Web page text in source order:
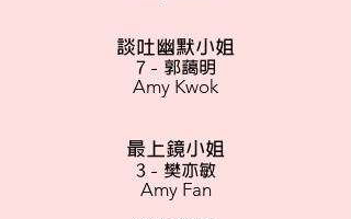
談吐幽默小姐
7 - 郭藹明
Amy Kwok
最上鏡小姐
3 - 樊亦敏
Amy Fan